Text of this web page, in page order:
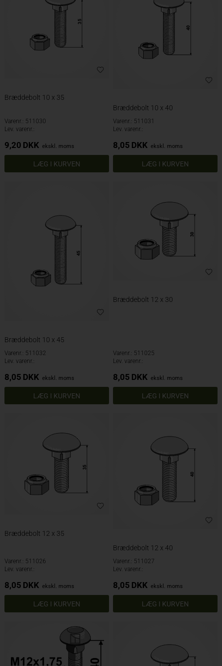
Bræddebolt 10 x 35
Varenr.: 511030
Lev. varenr.:
9,20 DKK ekskl. moms
Bræddebolt 10 x 40
Varenr.: 511031
Lev. varenr.:
8,05 DKK ekskl. moms
Bræddebolt 10 x 45
Varenr.: 511032
Lev. varenr.:
8,05 DKK ekskl. moms
Bræddebolt 12 x 30
Varenr.: 511025
Lev. varenr.:
8,05 DKK ekskl. moms
Bræddebolt 12 x 35
Varenr.: 511026
Lev. varenr.:
8,05 DKK ekskl. moms
Bræddebolt 12 x 40
Varenr.: 511027
Lev. varenr.:
8,05 DKK ekskl. moms